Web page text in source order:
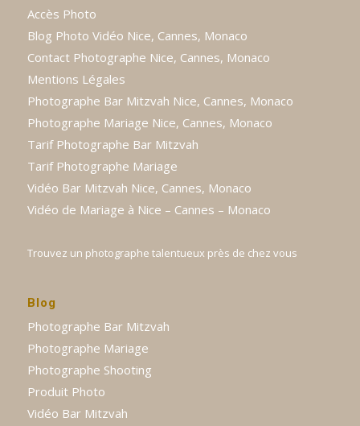
Accès Photo
Blog Photo Vidéo Nice, Cannes, Monaco
Contact Photographe Nice, Cannes, Monaco
Mentions Légales
Photographe Bar Mitzvah Nice, Cannes, Monaco
Photographe Mariage Nice, Cannes, Monaco
Tarif Photographe Bar Mitzvah
Tarif Photographe Mariage
Vidéo Bar Mitzvah Nice, Cannes, Monaco
Vidéo de Mariage à Nice – Cannes – Monaco
Trouvez un photographe talentueux près de chez vous
Blog
Photographe Bar Mitzvah
Photographe Mariage
Photographe Shooting
Produit Photo
Vidéo Bar Mitzvah